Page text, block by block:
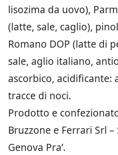
lisozima da uovo),
(latte, sale, caglio),
Romano DOP (latte di
sale, aglio italiano,
ascorbico, acidificante:
tracce di noci.
Prodotto e
Bruzzone e Ferrari Srl –
Genova Pra’.